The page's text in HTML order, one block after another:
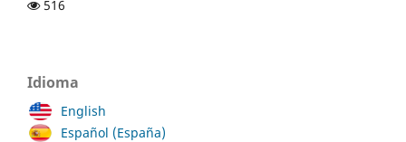
516
Idioma
English
Español (España)